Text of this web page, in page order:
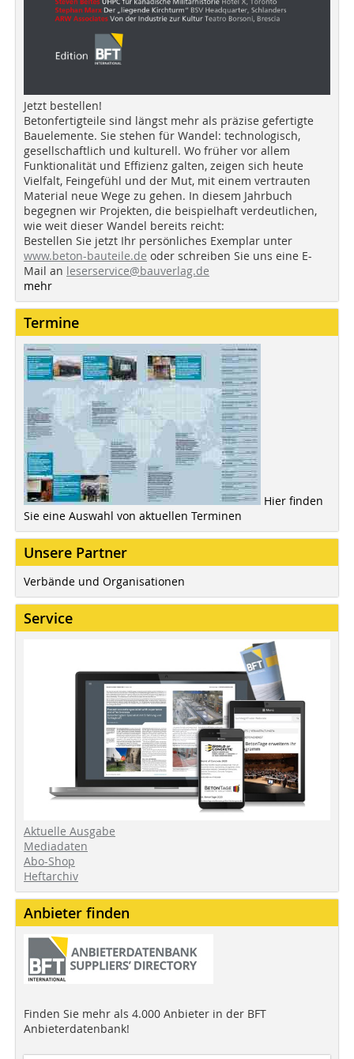
Jetzt bestellen!
Betonfertigteile sind längst mehr als präzise gefertigte
Bauelemente. Sie stehen für Wandel: technologisch,
gesellschaftlich und kulturell. Wo früher vor allem
Funktionalität und Effizienz galten, zeigen sich heute
Vielfalt, Feingefühl und der Mut, mit einem vertrauten
Material neue Wege zu gehen. In diesem Jahrbuch
begegnen wir Projekten, die beispielhaft verdeutlichen,
wie weit dieser Wandel bereits reicht:
Bestellen Sie jetzt Ihr persönliches Exemplar unter
www.beton-bauteile.de oder schreiben Sie uns eine E-
Mail an leserservice@bauverlag.de
mehr
Termine
Hier finden
Sie eine Auswahl von aktuellen Terminen
Unsere Partner
Verbände und Organisationen
Service
Aktuelle Ausgabe
Mediadaten
Abo-Shop
Heftarchiv
Anbieter finden
Finden Sie mehr als 4.000 Anbieter in der BFT
Anbieterdatenbank!